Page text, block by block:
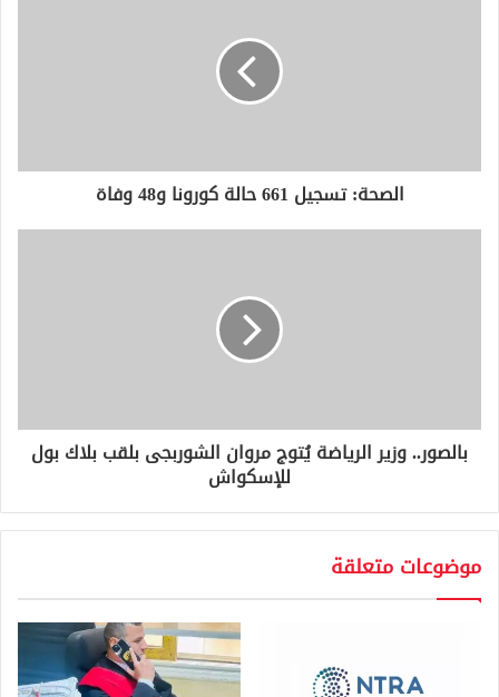
ر
ي
الصحة: تسجيل 661 حالة كورونا و48 وفاة
بالصور.. وزير الرياضة يُتوج مروان الشوربجى بلقب بلاك بول
للإسكواش
موضوعات متعلقة